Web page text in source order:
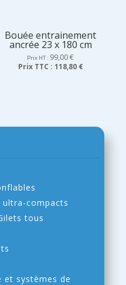
Bouée entrainement
ancrée 23 x 180 cm
Prix HT : 99,00€
Prix TTC : 118,80 €
ultra-compacts
tous
systèmes de